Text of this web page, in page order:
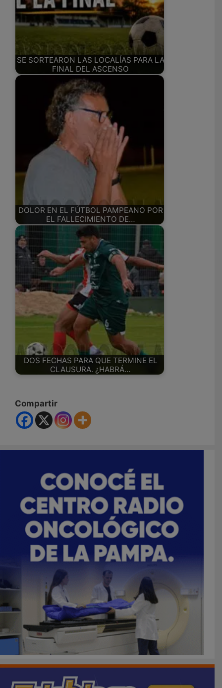
SE SORTEARON LAS LOCALÍAS PARA LA
FINAL DEL ASCENSO
DOLOR EN EL FÚTBOL PAMPEANO POR
EL FALLECIMIENTO DE…
DOS FECHAS PARA QUE TERMINE EL
CLAUSURA. ¿HABRÁ…
Compartir